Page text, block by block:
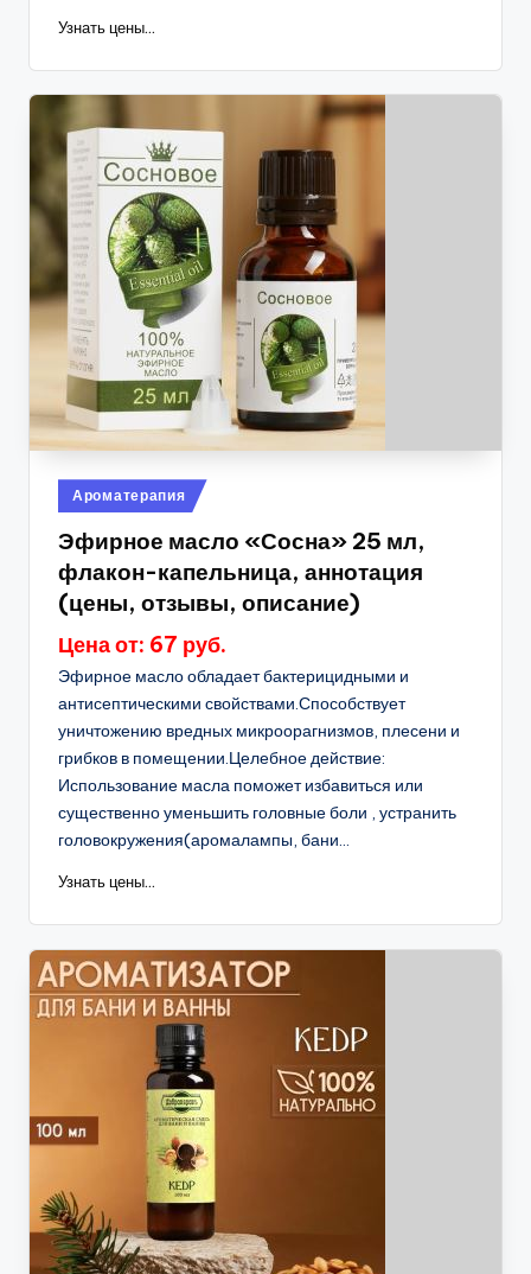
Узнать цены...
Опубликовано
в
Ароматерапия
Эфирное масло «Сосна» 25 мл,
флакон-капельница, аннотация
(цены, отзывы, описание)
Цена от: 67 руб.
Эфирное масло обладает бактерицидными и
антисептическими свойствами.Способствует
уничтожению вредных микроорагнизмов, плесени и
грибков в помещении.Целебное действие:
Использование масла поможет избавиться или
существенно уменьшить головные боли , устранить
головокружения(аромалампы, бани...
Узнать цены...